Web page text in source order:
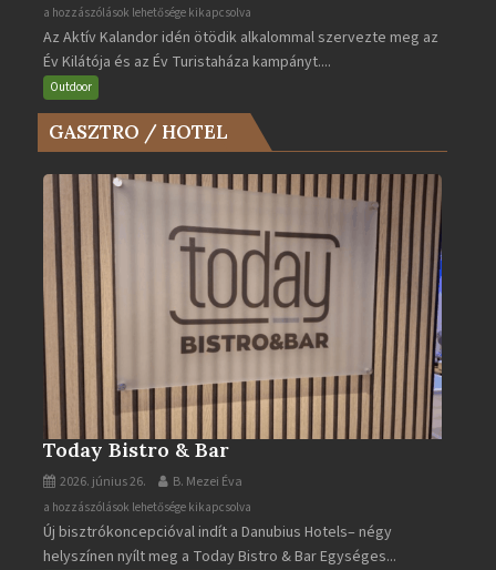
Az
Év
Kilátója
és
az
Év
bejegyzéshez
a hozzászólások lehetősége kikapcsolva
Az Aktív Kalandor idén ötödik alkalommal szervezte meg az
Év Kilátója és az Év Turistaháza kampányt....
Outdoor
GASZTRO / HOTEL
Today Bistro & Bar
2026. június 26. B. Mezei Éva
Today
Bistro
&
a hozzászólások lehetősége kikapcsolva
Új bisztrókoncepcióval indít a Danubius Hotels– négy
helyszínen nyílt meg a Today Bistro & Bar Egységes...